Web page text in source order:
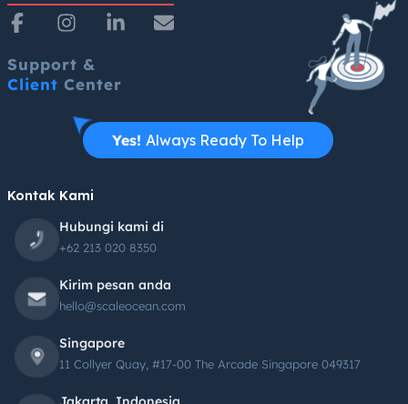
Support &
Client Center
Yes! Always Ready To Help
Kontak Kami
Hubungi kami di
+62 213 020 8350
Kirim pesan anda
hello@scaleocean.com
Singapore
11 Collyer Quay, #17-00 The Arcade Singapore 049317